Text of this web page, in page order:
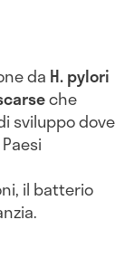
da H. pylori
che
sviluppo dove
il batterio